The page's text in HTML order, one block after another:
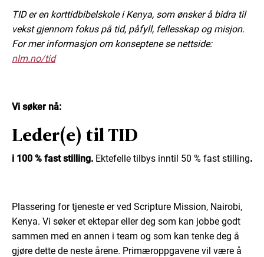
TID er en korttidbibelskole i Kenya, som ønsker å bidra til
vekst gjennom fokus på tid, påfyll, fellesskap og misjon.
For mer informasjon om konseptene se nettside:
nlm.no/tid
Vi søker nå:
Leder(e) til TID
i 100 % fast stilling. Ektefelle tilbys inntil 50 % fast stilling.
Plassering for tjeneste er ved Scripture Mission, Nairobi,
Kenya. Vi søker et ektepar eller deg som kan jobbe godt
sammen med en annen i team og som kan tenke deg å
gjøre dette de neste årene. Primæroppgavene vil være å